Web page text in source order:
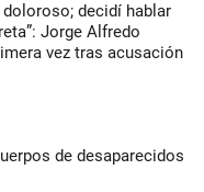
doloroso; decidí hablar
Jorge Alfredo
vez tras acusación
de desaparecidos